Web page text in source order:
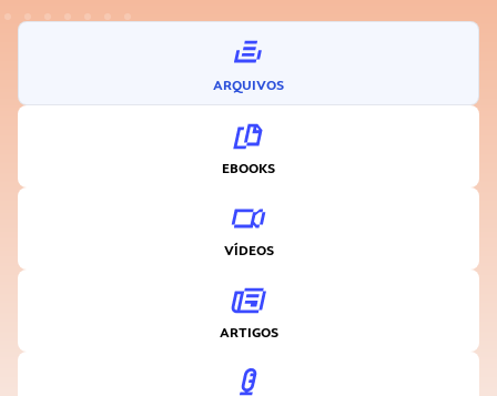
ARQUIVOS
EBOOKS
VÍDEOS
ARTIGOS